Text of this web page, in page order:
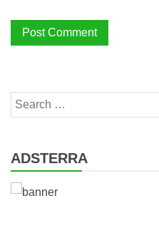
Search
for:
ADSTERRA